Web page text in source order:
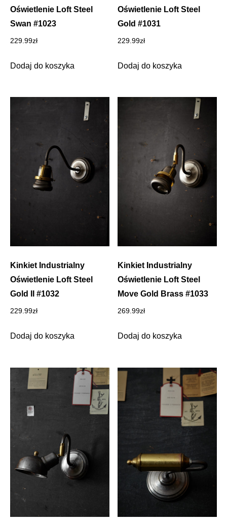
Oświetlenie Loft Steel
Swan #1023
229.99zł
Dodaj do koszyka
Oświetlenie Loft Steel
Gold #1031
229.99zł
Dodaj do koszyka
Kinkiet Industrialny
Oświetlenie Loft Steel
Gold II #1032
229.99zł
Dodaj do koszyka
Kinkiet Industrialny
Oświetlenie Loft Steel
Move Gold Brass #1033
269.99zł
Dodaj do koszyka